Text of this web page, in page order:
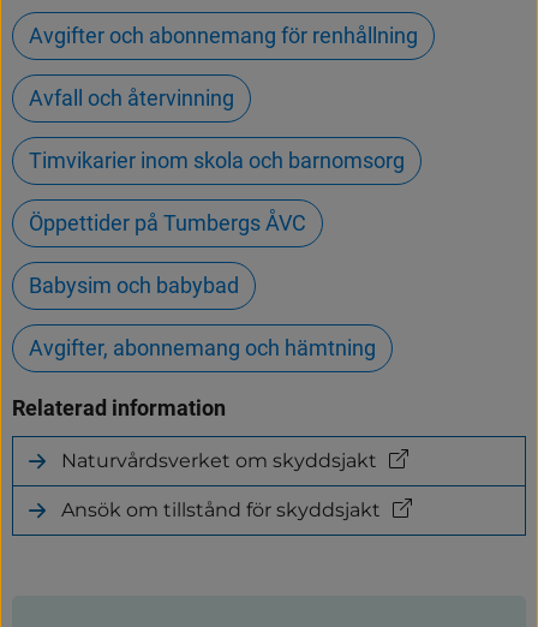
Avgifter och abonnemang för renhållning
Avfall och återvinning
Timvikarier inom skola och barnomsorg
Öppettider på Tumbergs ÅVC
Babysim och babybad
Avgifter, abonnemang och hämtning
Relaterad information
Naturvårdsverket om skyddsjakt
(länk
till
annan
webbplats)
Ansök om tillstånd för skyddsjakt
(länk
till